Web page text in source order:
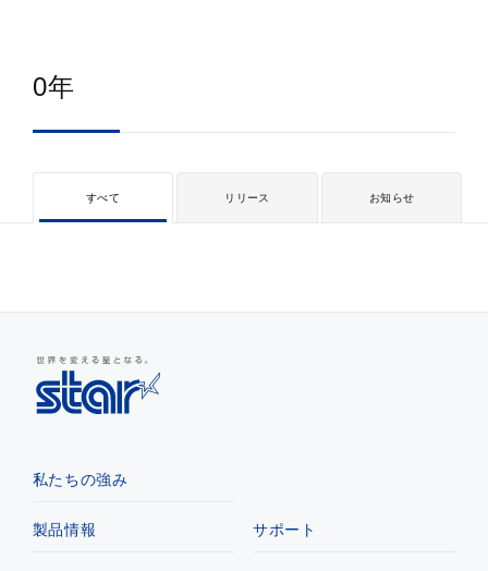
0年
すべて リリース お知らせ
私たちの強み
製品情報 サポート